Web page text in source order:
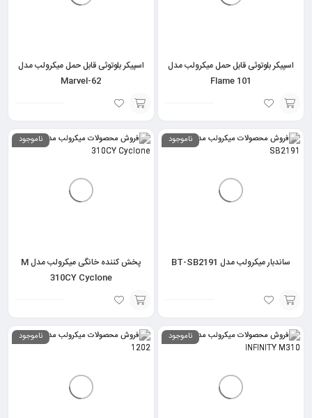
اسپیکر بلوتوثی قابل حمل میکرولب مدل
Flame 101
گزینه
اسپیکر بلوتوثی قابل حمل میکرولب مدل
Marvel-62
گزینه
ناموجود
ساندبار میکرولب مدل BT-SB2191
گزینه
ناموجود
پخش کننده خانگی میکرولب مدل M
310CY Cyclone
گزینه
ناموجود ناموجود